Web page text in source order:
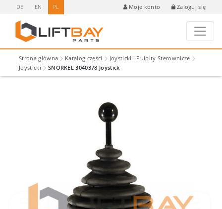
DE EN PL Moje konto Zaloguj się
Strona główna Katalog części
Joysticki i Pulpity Sterownicze
Joysticki
SNORKEL 3040378 Joystick